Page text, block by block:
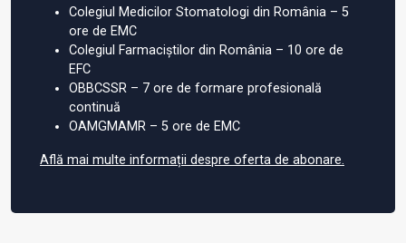
Colegiul Medicilor Stomatologi din România – 5
ore de EMC
Colegiul Farmaciștilor din România – 10 ore de
EFC
OBBCSSR – 7 ore de formare profesională
continuă
OAMGMAMR – 5 ore de EMC
Află mai multe informații despre oferta de abonare.